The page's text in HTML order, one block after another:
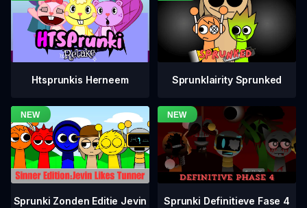
Htsprunkis Herneem Sprunklairity Sprunked
Sprunki Zonden Editie Jevin
Sprunki Definitieve Fase 4